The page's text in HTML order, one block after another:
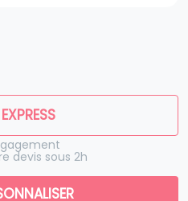
devis sous 2h